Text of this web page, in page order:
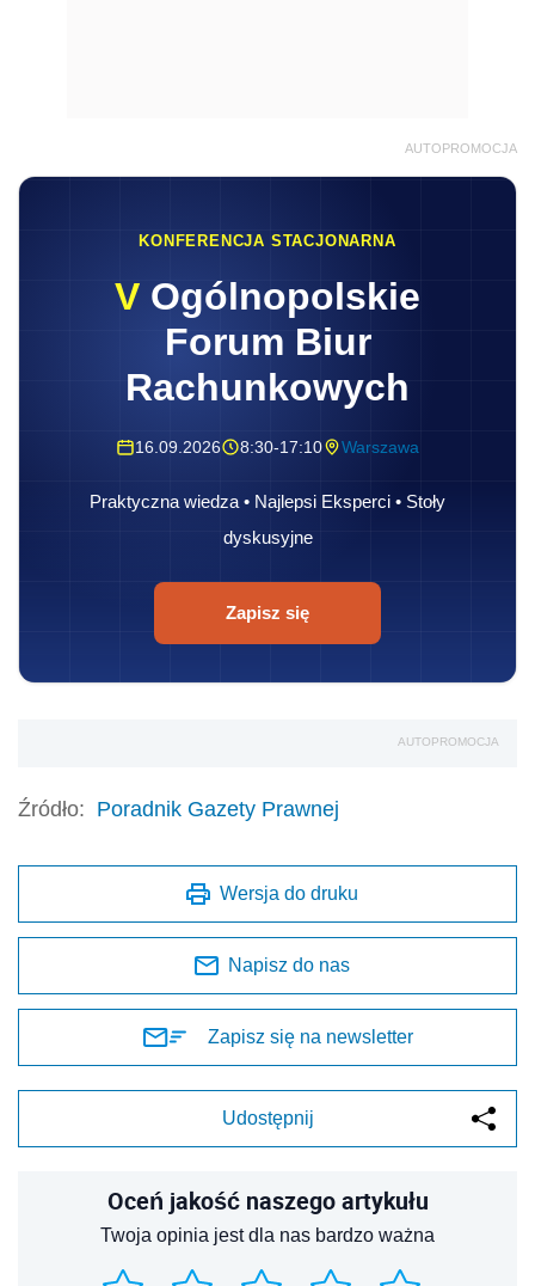
AUTOPROMOCJA
KONFERENCJA STACJONARNA
V Ogólnopolskie
Forum Biur
Rachunkowych
16.09.2026 8:30-17:10 Warszawa
Praktyczna wiedza • Najlepsi Eksperci • Stoły
dyskusyjne
Zapisz się
AUTOPROMOCJA
Źródło: Poradnik Gazety Prawnej
Wersja do druku
Napisz do nas
Zapisz się na newsletter
Udostępnij
Oceń jakość naszego artykułu
Twoja opinia jest dla nas bardzo ważna